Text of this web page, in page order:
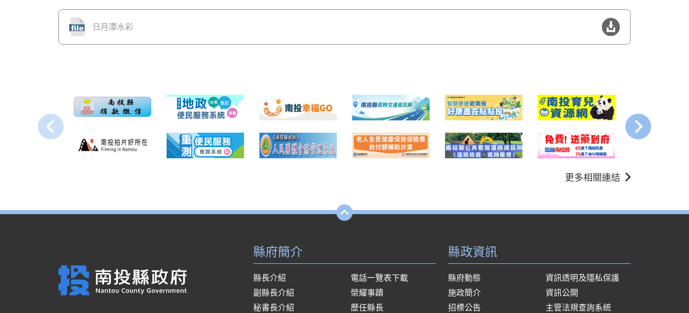
日月潭水彩
更多相關連結
縣府簡介
縣長介紹
副縣長介紹
秘書長介紹
電話一覽表下載
榮耀事蹟
歷任縣長
縣政資訊
縣府動態
施政簡介
招標公告
資訊透明及隱私保護
資訊公開
主管法規查詢系統